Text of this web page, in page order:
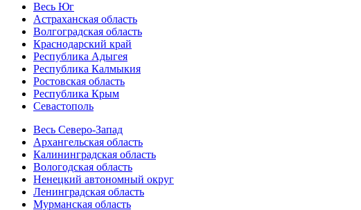
Весь Юг
Астраханская область
Волгоградская область
Краснодарский край
Республика Адыгея
Республика Калмыкия
Ростовская область
Республика Крым
Севастополь
Весь Северо-Запад
Архангельская область
Калининградская область
Вологодская область
Ненецкий автономный округ
Ленинградская область
Мурманская область